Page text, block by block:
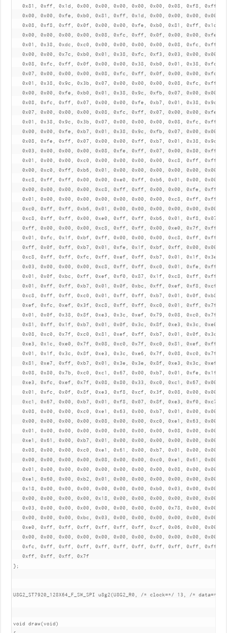
0x81, 0xff, 0x1d, 0x00, 0x00, 0x00, 0x00, 0x00, 0x08, 0xf8, 0xff,
0x00, 0x00, 0xfe, 0xb0, 0x81, 0xff, 0x1d, 0x00, 0x00, 0x00, 0x00,
0x08, 0xf8, 0xff, 0x0f, 0x00, 0x00, 0xfe, 0xb0, 0x81, 0xff, 0x1d,
0x00, 0x00, 0x00, 0x00, 0x08, 0xfc, 0xff, 0x0f, 0x00, 0x00, 0xfe,
0x01, 0x38, 0xdc, 0xc0, 0x00, 0x00, 0x00, 0x00, 0x08, 0xfc, 0xff,
0x00, 0x00, 0x7c, 0xb0, 0x01, 0x38, 0xfc, 0xf3, 0x03, 0x00, 0x00,
0x08, 0xfc, 0xff, 0x0f, 0x00, 0x00, 0x38, 0xb0, 0x01, 0x38, 0xfc,
0x07, 0x00, 0x00, 0x00, 0x08, 0xfc, 0xff, 0x0f, 0x00, 0x00, 0xfc,
0x01, 0x38, 0x9c, 0x3b, 0x07, 0x00, 0x00, 0x00, 0x08, 0xfc, 0xff,
0x00, 0x00, 0xfe, 0xb0, 0x01, 0x38, 0x9c, 0xfb, 0x07, 0x00, 0x00,
0x08, 0xfc, 0xff, 0x07, 0x00, 0x00, 0xfe, 0xb7, 0x01, 0x38, 0x9c,
0x07, 0x00, 0x00, 0x00, 0x08, 0xfc, 0xff, 0x07, 0x00, 0x00, 0xfe,
0x01, 0x38, 0x9c, 0x3b, 0x07, 0x00, 0x00, 0x00, 0x08, 0xfc, 0xff,
0x00, 0x00, 0xfe, 0xb7, 0x01, 0x38, 0x9c, 0xfb, 0x07, 0x00, 0x00,
0x08, 0xfe, 0xff, 0x07, 0x00, 0x00, 0xff, 0xb7, 0x01, 0x38, 0x9c,
0x03, 0x00, 0x00, 0x00, 0x08, 0xfe, 0xff, 0x07, 0x00, 0x80, 0xff,
0x01, 0x00, 0x00, 0xc0, 0x00, 0x00, 0x00, 0x00, 0xc8, 0xff, 0xff,
0x00, 0xc0, 0xff, 0xb6, 0x01, 0x00, 0x00, 0x00, 0x00, 0x00, 0x00,
0xc8, 0xff, 0xff, 0x00, 0x00, 0xe0, 0xff, 0xb6, 0x01, 0x00, 0x00,
0x00, 0x00, 0x00, 0x00, 0xc8, 0xff, 0xff, 0x00, 0x00, 0xfe, 0xff,
0x01, 0x00, 0x00, 0x00, 0x00, 0x00, 0x00, 0x00, 0xc8, 0xff, 0xff,
0xc0, 0xff, 0xff, 0xb6, 0x01, 0x00, 0x00, 0x00, 0x00, 0x00, 0x00,
0xc8, 0xff, 0xff, 0x00, 0xe0, 0xff, 0xff, 0xb6, 0x01, 0xf8, 0x07,
0xff, 0x00, 0x00, 0x00, 0xc8, 0xff, 0xff, 0x00, 0xe0, 0x7f, 0xff,
0x01, 0xfc, 0x1f, 0xbf, 0xff, 0x00, 0x00, 0x00, 0xc8, 0xff, 0xff,
0xff, 0x0f, 0xff, 0xb7, 0x01, 0xfe, 0x1f, 0xbf, 0xff, 0x00, 0x00,
0xc8, 0xff, 0xff, 0xfc, 0xff, 0xef, 0xff, 0xb7, 0x01, 0x1f, 0x3e,
0x03, 0x00, 0x00, 0x00, 0xc8, 0xff, 0xff, 0xc0, 0x01, 0xfe, 0xff,
0x01, 0x0f, 0xbc, 0xff, 0xef, 0xf0, 0x87, 0x1f, 0xc8, 0xff, 0xff,
0x01, 0xff, 0xff, 0xb7, 0x01, 0x0f, 0xbc, 0xff, 0xef, 0xf8, 0xcf,
0xc8, 0xff, 0xff, 0xc0, 0x01, 0xff, 0xff, 0xb7, 0x01, 0x0f, 0xb8,
0xef, 0xfc, 0xef, 0x3f, 0xc8, 0xff, 0xff, 0xc0, 0x01, 0xff, 0x7f,
0x01, 0x0f, 0x38, 0x8f, 0xe3, 0x3c, 0xef, 0x79, 0x08, 0xc0, 0x7f,
0x81, 0xff, 0x1f, 0xb7, 0x01, 0x0f, 0x3c, 0x8f, 0xe3, 0x3c, 0xe0,
0x08, 0xc0, 0x7f, 0xc0, 0x81, 0xef, 0xff, 0xb7, 0x01, 0x0f, 0x3c,
0xe3, 0x1c, 0xe0, 0x7f, 0x08, 0xc0, 0x7f, 0xc0, 0x81, 0xef, 0xff,
0x01, 0x1f, 0x3c, 0x8f, 0xe3, 0x3c, 0xe6, 0x7f, 0x08, 0xc0, 0x7f,
0x81, 0xe7, 0xff, 0xb7, 0x01, 0x3e, 0x3e, 0x8f, 0xe3, 0x3c, 0xef,
0x08, 0x80, 0x7b, 0xc0, 0xc1, 0x67, 0x00, 0xb7, 0x01, 0xfe, 0x1f,
0xe3, 0xfc, 0xef, 0x7f, 0x08, 0x80, 0x33, 0xc0, 0xc1, 0x67, 0x00,
0x01, 0xfc, 0x0f, 0x8f, 0xe3, 0xf8, 0xcf, 0x3f, 0x08, 0x00, 0x00,
0xc1, 0x67, 0x00, 0xb7, 0x01, 0xf8, 0x07, 0x8f, 0xe3, 0xf0, 0xc7,
0x08, 0x00, 0x00, 0xc0, 0xe1, 0x63, 0x00, 0xb7, 0x01, 0x00, 0x00,
0x00, 0x00, 0x00, 0x00, 0x08, 0x00, 0x00, 0xc0, 0xe1, 0x63, 0x00,
0x01, 0x00, 0x00, 0x00, 0x00, 0x00, 0x00, 0x00, 0x08, 0x00, 0x00,
0xe1, 0x61, 0x00, 0xb7, 0x01, 0x00, 0x00, 0x00, 0x00, 0x00, 0x00,
0x08, 0x00, 0x00, 0xc0, 0xe1, 0x61, 0x00, 0xb7, 0x01, 0x00, 0x00,
0x00, 0x00, 0x00, 0x00, 0x08, 0x00, 0x00, 0xc0, 0xe1, 0x61, 0x00,
0x01, 0x00, 0x00, 0x00, 0x00, 0x00, 0x00, 0x00, 0x08, 0x00, 0x00,
0xe1, 0x60, 0x00, 0xb2, 0x01, 0x00, 0x00, 0x00, 0x00, 0x00, 0x00,
0x18, 0x00, 0x00, 0x00, 0x00, 0x00, 0x00, 0xb0, 0x03, 0x00, 0x00,
0x00, 0x00, 0x00, 0x00, 0x18, 0x00, 0x00, 0x00, 0x00, 0x00, 0x00,
0x03, 0x00, 0x00, 0x00, 0x00, 0x00, 0x00, 0x00, 0x78, 0x00, 0x00,
0x00, 0x00, 0x00, 0xbc, 0x03, 0x00, 0x00, 0x00, 0x00, 0x00, 0x00,
0xe0, 0xff, 0xff, 0xff, 0xff, 0xff, 0xff, 0xcf, 0x06, 0x00, 0x00,
0x00, 0x00, 0x00, 0x00, 0x00, 0x00, 0x00, 0x00, 0x00, 0x00, 0x00,
0xfc, 0xff, 0xff, 0xff, 0xff, 0xff, 0xff, 0xff, 0xff, 0xff, 0xff,
   0xff, 0xff, 0xff, 0x7f
};
U8G2_ST7920_128X64_F_SW_SPI u8g2(U8G2_R0, /* clock=*/ 13, /*
void draw(void)